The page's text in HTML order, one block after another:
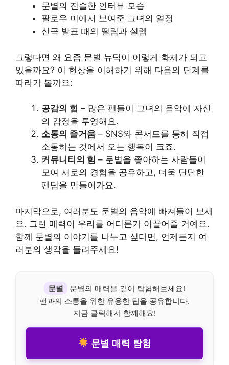
문별의 진솔한 인터뷰 모습
팔로우 미에서 보여준 그녀의 열정
신곡 발표 때의 떨림과 설렘
그렇다면 왜 요즘 문별 뉴덕이 이렇게 화제가 되고
있을까요? 이 현상을 이해하기 위해 다음의 단계를
따라가 볼까요:
공감의 힘 – 많은 팬들이 그녀의 음악에 자신
의 감정을 투영해요.
소통의 즐거움 – SNS와 콘서트를 통해 직접
소통하는 것에서 오는 행복이 크죠.
커뮤니티의 힘 – 문별을 좋아하는 사람들이
모여 서로의 경험을 공유하고, 더욱 단단한
팬덤을 만들어가요.
마지막으로, 여러분도 문별의 음악에 빠져들어 보세
요. 그런 매력이 우리를 어디론가 이끌어줄 거예요.
함께 문별의 이야기를 나누고 싶다면, 언제든지 여
러분의 생각을 들려주세요!
문별
문별의 매력을 깊이 탐험해보세요!
팬과의 소통을 위한 유용한 팁을 공유합니다.
지금 클릭해서 함께해요!
문별 매력 탐험